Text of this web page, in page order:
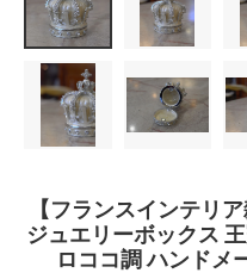
【フランスインテリ
ジュエリーボックス
ロココ調 ハンドメ